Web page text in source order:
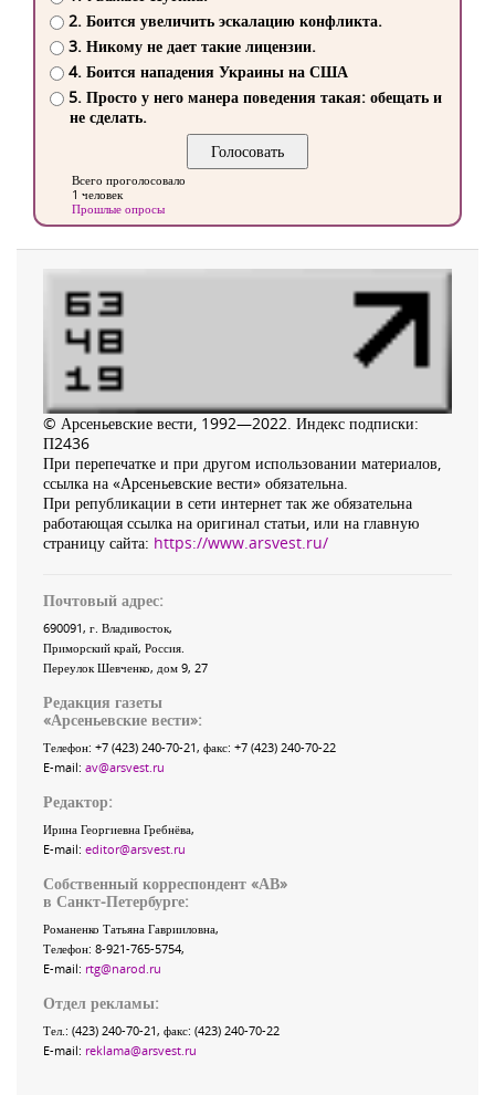
2. Боится увеличить эскалацию конфликта.
3. Никому не дает такие лицензии.
4. Боится нападения Украины на США
5. Просто у него манера поведения такая: обещать и
не сделать.
Всего проголосовало
1 человек
Прошлые опросы
© Арсеньевские вести, 1992—2022. Индекс подписки:
П2436
При перепечатке и при другом использовании материалов,
ссылка на «Арсеньевские вести» обязательна.
При републикации в сети интернет так же обязательна
работающая ссылка на оригинал статьи, или на главную
страницу сайта: https://www.arsvest.ru/
Почтовый адрес:
690091, г. Владивосток,
Приморский край, Россия
Переулок Шевченко, дом 9, 27
Редакция газеты
«Арсеньевские вести»:
Телефон: +7 (423) 240-70-21, факс: +7 (423) 240-70-22
E-mail: av@arsvest.ru
Редактор:
Ирина Георгиевна Гребнёва,
E-mail: editor@arsvest.ru
Собственный корреспондент «АВ»
в Санкт-Петербурге:
Романенко Татьяна Гаврииловна,
Телефон: 8-921-765-5754,
E-mail: rtg@narod.ru
Отдел рекламы:
Тел.: (423) 240-70-21, факс: (423) 240-70-22
E-mail: reklama@arsvest.ru